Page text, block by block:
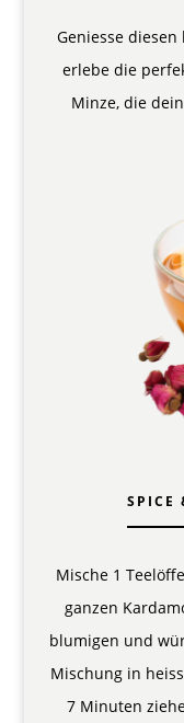
Geniesse
erlebe die
Minze, die
SPICE
Mische 1
ganzen
blumigen und
Mischung in
7 Minuten